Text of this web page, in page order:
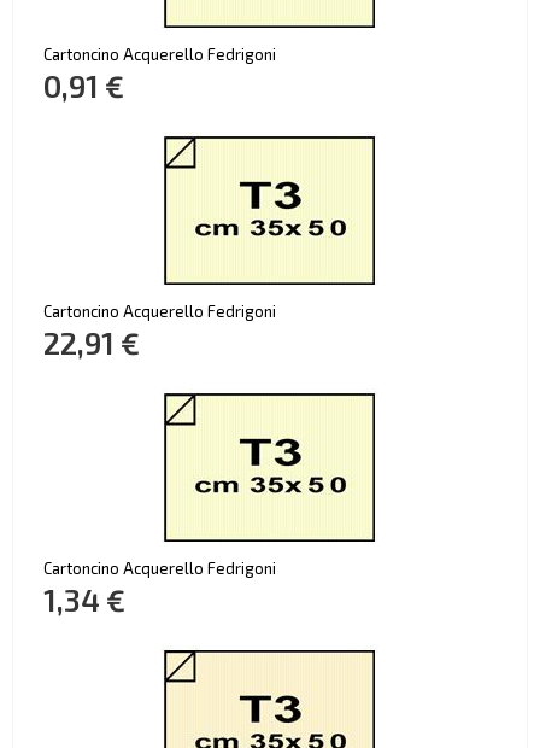
Cartoncino Acquerello Fedrigoni
0,91 €
Cartoncino Acquerello Fedrigoni
22,91 €
Cartoncino Acquerello Fedrigoni
1,34 €